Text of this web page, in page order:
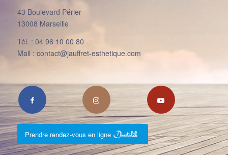
43 Boulevard Périer
13008 Marseille
Tél. : 04 96 10 00 80
Mail : contact@jauffret-esthetique.com
Prendre rendez-vous en ligne